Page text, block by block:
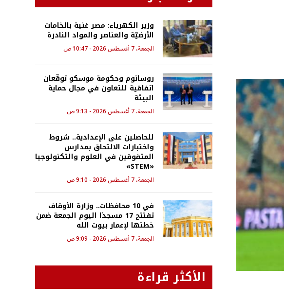
وزير الكهرباء: مصر غنية بالخامات
الأرضيّة والعناصر والمواد النادرة
الجمعة، 7 أغسطس 2026 - 10:47 ص
روساتوم وحكومة موسكو توقّعان
اتفاقية للتعاون في مجال حماية
البيئة
الجمعة، 7 أغسطس 2026 - 9:13 ص
للحاصلين على الإعدادية.. شروط
واختبارات الالتحاق بمدارس
المتفوقين في العلوم والتكنولوجيا
«STEM»
الجمعة، 7 أغسطس 2026 - 9:10 ص
في 10 محافظات.. وزارة الأوقاف
تفتتح 17 مسجدًا اليوم الجمعة ضمن
خطتها لإعمار بيوت الله
الجمعة، 7 أغسطس 2026 - 9:09 ص
الأكثر قراءة